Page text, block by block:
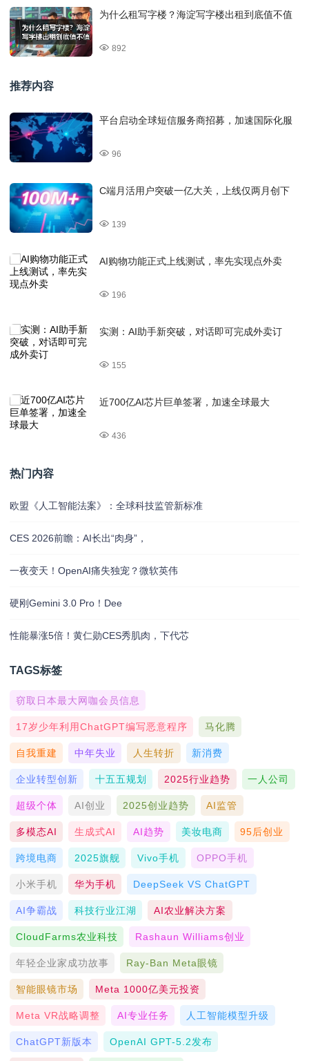
为什么租写字楼？海淀写字楼出租到底值不值
892
推荐内容
平台启动全球短信服务商招募，加速国际化服
96
C端月活用户突破一亿大关，上线仅两月创下
139
AI购物功能正式上线测试，率先实现点外卖
196
实测：AI助手新突破，对话即可完成外卖订
155
近700亿AI芯片巨单签署，加速全球最大
436
热门内容
欧盟《人工智能法案》：全球科技监管新标准
CES 2026前瞻：AI长出“肉身”，
一夜变天！OpenAI痛失独宠？微软英伟
硬刚Gemini 3.0 Pro！Dee
性能暴涨5倍！黄仁勋CES秀肌肉，下代芯
TAGS标签
窃取日本最大网咖会员信息
17岁少年利用ChatGPT编写恶意程序 马化腾
自我重建 中年失业 人生转折 新消费
企业转型创新 十五五规划 2025行业趋势 一人公司
超级个体 AI创业 2025创业趋势 AI监管
多模态AI 生成式AI AI趋势 美妆电商 95后创业
跨境电商 2025旗舰 Vivo手机 OPPO手机
小米手机 华为手机 DeepSeek VS ChatGPT
AI争霸战 科技行业江湖 AI农业解决方案
CloudFarms农业科技 Rashaun Williams创业
年轻企业家成功故事 Ray-Ban Meta眼镜
智能眼镜市场 Meta 1000亿美元投资
Meta VR战略调整 AI专业任务 人工智能模型升级
ChatGPT新版本 OpenAI GPT-5.2发布